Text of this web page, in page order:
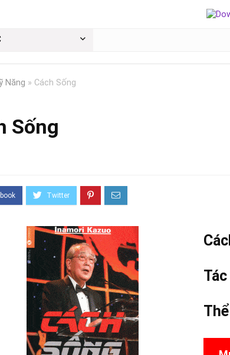
Năng » Cách Sống
Sống